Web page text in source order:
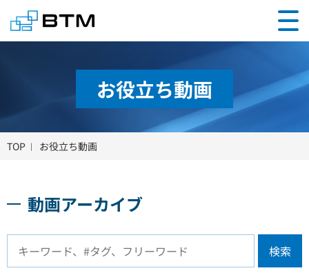
お役立ち動画
TOP お役立ち動画
動画アーカイブ
検索